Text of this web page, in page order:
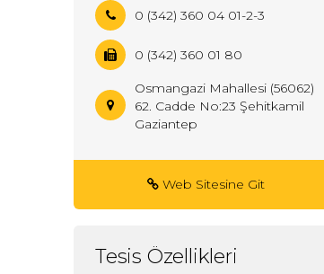
0 (342) 360 04 01-2-3
0 (342) 360 01 80
Osmangazi Mahallesi (56062)
62. Cadde No:23 Şehitkamil
Gaziantep
Web Sitesine Git
Tesis Özellikleri